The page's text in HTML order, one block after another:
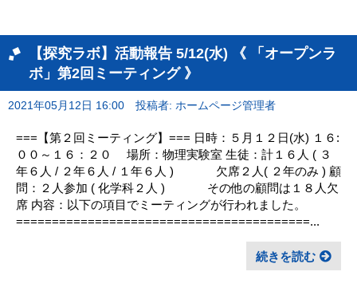
【探究ラボ】活動報告 5/12(水) 《 「オープンラ
ボ」第2回ミーティング 》
2021年05月12日 16:00 投稿者: ホームページ管理者
===【第２回ミーティング】=== 日時：５月１２日(水) １６:
００～１６：２０ 場所：物理実験室 生徒：計１６人 ( ３
年６人 / ２年６人 / １年６人 ) 欠席２人( ２年のみ ) 顧
問：２人参加 ( 化学科２人 ) その他の顧問は１８人欠
席 内容：以下の項目でミーティングが行われました。
=========================================...
続きを読む